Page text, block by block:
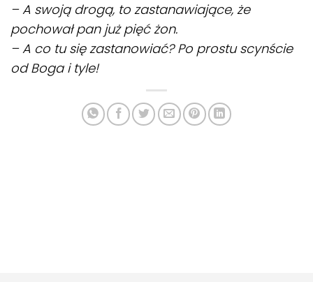
– A swoją drogą, to zastanawiające, że
pochował pan już pięć żon.
– A co tu się zastanowiać? Po prostu scynście
od Boga i tyle!